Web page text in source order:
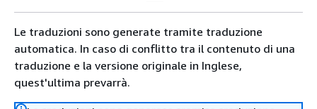
Le traduzioni sono generate tramite traduzione
automatica. In caso di conflitto tra il contenuto di una
traduzione e la versione originale in Inglese,
quest'ultima prevarrà.